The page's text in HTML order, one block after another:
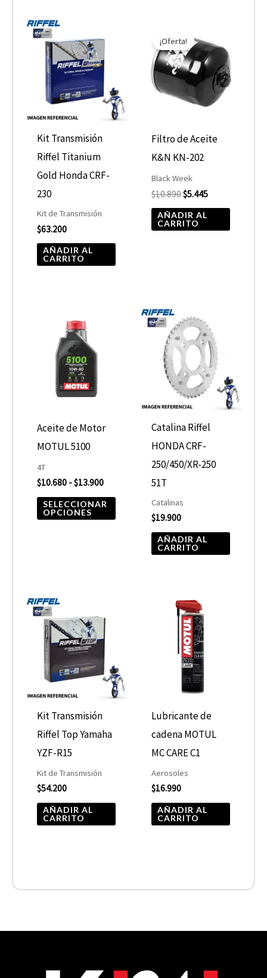
Kit Transmisión
Riffel Titanium
Gold Honda CRF-
230
Kit de Transmisión
$63.200
AÑADIR AL
CARRITO
¡Oferta!
Filtro de Aceite
K&N KN-202
Black Week
$10.890
precio
original
era:
$10.890.
$5.445
actual
es:
$5.445.
AÑADIR AL
CARRITO
Aceite de Motor
MOTUL 5100
4T
$10.680 -$13.900
SELECCIONAR
OPCIONES
opciones
en
la
Catalina Riffel
HONDA CRF-
250/450/XR-250
51T
Catalinas
$19.900
AÑADIR AL
CARRITO
Kit Transmisión
Riffel Top Yamaha
YZF-R15
Kit de Transmisión
$54.200
AÑADIR AL
CARRITO
Lubricante de
cadena MOTUL
MC CARE C1
Aerosoles
$16.990
AÑADIR AL
CARRITO